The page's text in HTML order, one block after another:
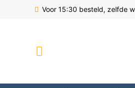
Voor 15:30 besteld, zelfde